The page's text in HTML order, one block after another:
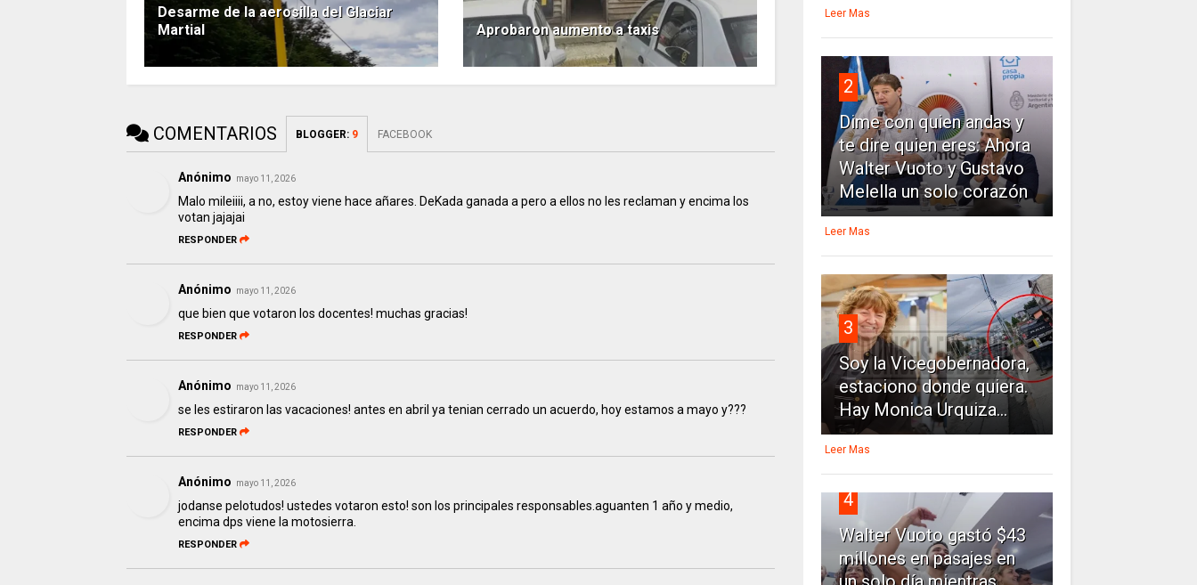
Desarme de la aerosilla del Glaciar
Martial
Aprobaron aumento a taxis
COMENTARIOS BLOGGER: 9 FACEBOOK
Anónimo mayo 11, 2026
Malo mileiiii, a no, estoy viene hace añares. DeKada ganada a pero a ellos no les reclaman y encima los
votan jajajai
RESPONDER
Anónimo mayo 11, 2026
que bien que votaron los docentes! muchas gracias!
RESPONDER
Anónimo mayo 11, 2026
se les estiraron las vacaciones! antes en abril ya tenian cerrado un acuerdo, hoy estamos a mayo y???
RESPONDER
Anónimo mayo 11, 2026
jodanse pelotudos! ustedes votaron esto! son los principales responsables.aguanten 1 año y medio,
encima dps viene la motosierra.
RESPONDER
Leer Mas
2
Dime con quien andas y
te dire quien eres: Ahora
Walter Vuoto y Gustavo
Melella un solo corazón
Leer Mas
3
Soy la Vicegobernadora,
estaciono donde quiera.
Hay Monica Urquiza...
Leer Mas
4
Walter Vuoto gastó $43
millones en pasajes en